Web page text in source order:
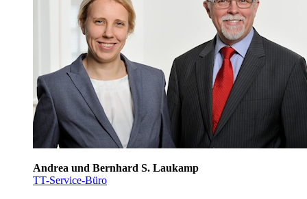
Andrea und Bernhard S. Laukamp
TT-Service-Büro